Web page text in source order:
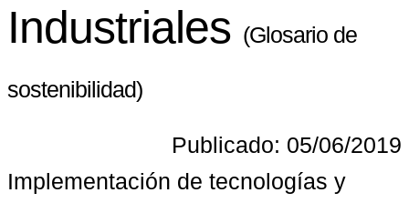
Industriales (Glosario de
sostenibilidad)
Publicado: 05/06/2019
Implementación de tecnologías y